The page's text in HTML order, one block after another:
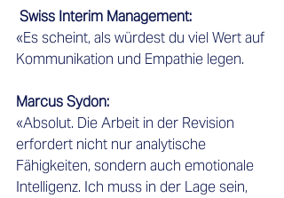
Swiss Interim Management:
«Es scheint, als würdest du viel Wert auf
Kommunikation und Empathie legen.
Marcus Sydon:
«Absolut. Die Arbeit in der Revision
erfordert nicht nur analytische
Fähigkeiten, sondern auch emotionale
Intelligenz. Ich muss in der Lage sein,